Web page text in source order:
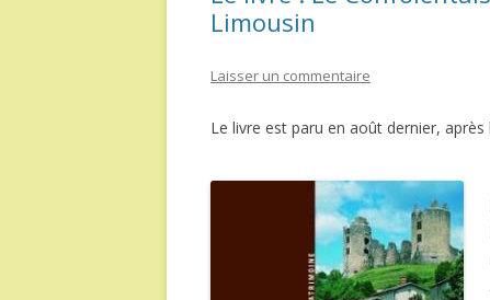
Limousin
Laisser un commentaire
Le livre est paru en août dernier,